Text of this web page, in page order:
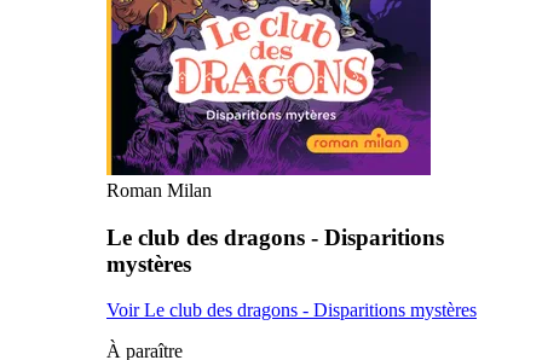
Roman Milan
Le club des dragons - Disparitions
mystères
Voir Le club des dragons - Disparitions mystères
À paraître